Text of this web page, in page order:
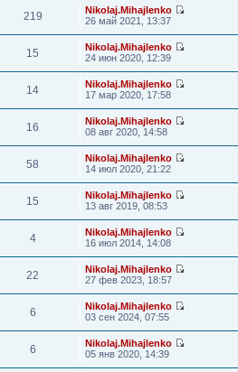
219
Nikolaj.Mihajlenko
26 май 2021, 13:37
15
Nikolaj.Mihajlenko
24 июн 2020, 12:39
14
Nikolaj.Mihajlenko
17 мар 2020, 17:58
16
Nikolaj.Mihajlenko
08 авг 2020, 14:58
58
Nikolaj.Mihajlenko
14 июл 2020, 21:22
15
Nikolaj.Mihajlenko
13 авг 2019, 08:53
4
Nikolaj.Mihajlenko
16 июл 2014, 14:08
22
Nikolaj.Mihajlenko
27 фев 2023, 18:57
6
Nikolaj.Mihajlenko
03 сен 2024, 07:55
6
Nikolaj.Mihajlenko
05 янв 2020, 14:39